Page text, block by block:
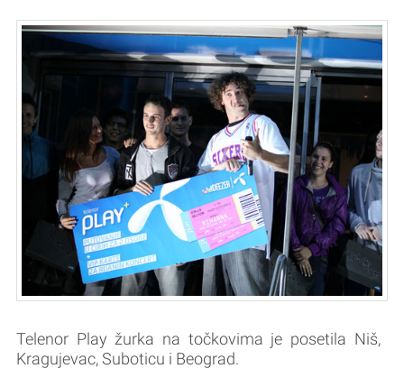
Telenor Play žurka na točkovima je posetila Niš,
Kragujevac, Suboticu i Beograd.